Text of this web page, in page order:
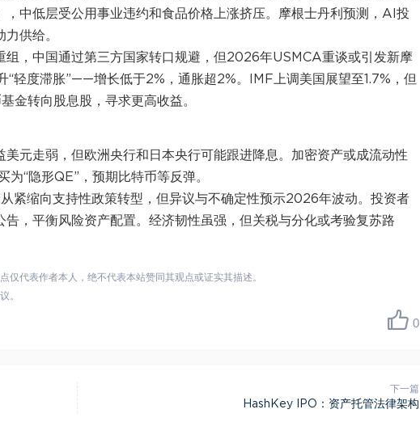
中低层受公用事业违约和食品价格上涨挤压。摩根士丹利预测，AI投
供给。
组，中国通过第三方国家转口规避，但2026年USMCA重谈或引发新摩
“轻度滞胀”——增长低于2%，通胀超2%。IMF上调美国展望至1.7%，但
金转向股息股，寻求更高收益。
元走弱，但欧洲央行和日本央行可能跟进降息。加密资产或成流动性
“隐形QE”，预期比特币等反弹。
紧缩向支持性政策转型，但异议与不确定性预示2026年波动。投资者
告，平衡风险资产配置。经济韧性虽强，但关税与分化或考验复苏路
仅代表作者本人，绝不代表本站赞同其观点或证实其描述。
。
0
下一篇
HashKey IPO：资产托管法律架构